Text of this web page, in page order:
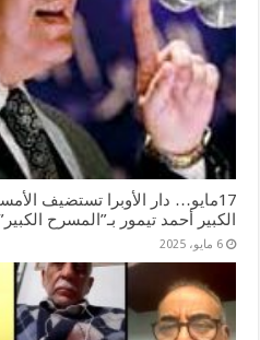
17مايو… دار الأوبرا تستضيف
الكبير أحمد تيمور بـ”المسرح الكبير”
6 مايو، 2025